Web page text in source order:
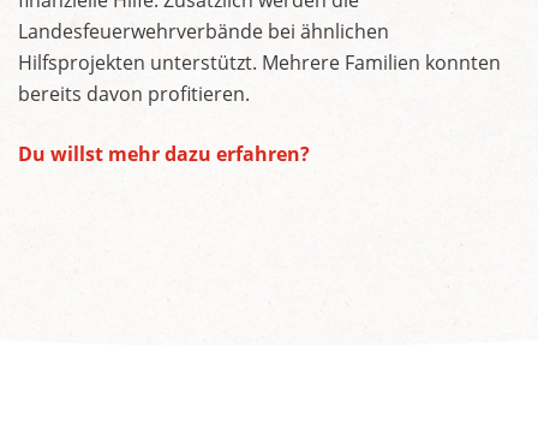
Landesfeuerwehrverbände bei ähnlichen
Hilfsprojekten unterstützt. Mehrere Familien konnten
bereits davon profitieren.
Du willst mehr dazu erfahren?